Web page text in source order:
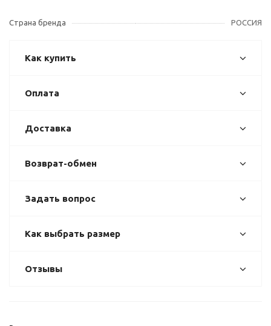
Страна бренда РОССИЯ
Как купить
Оплата
Доставка
Возврат-обмен
Задать вопрос
Как выбрать размер
Отзывы